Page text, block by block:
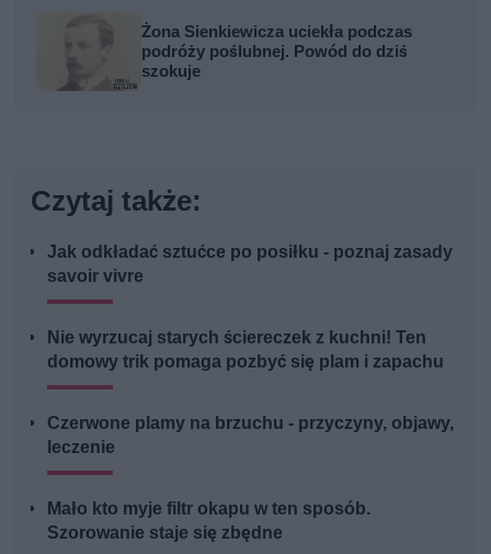
Żona Sienkiewicza uciekła podczas
podróży poślubnej. Powód do dziś
szokuje
Czytaj także:
Jak odkładać sztućce po posiłku - poznaj zasady
savoir vivre
Nie wyrzucaj starych ściereczek z kuchni! Ten
domowy trik pomaga pozbyć się plam i zapachu
Czerwone plamy na brzuchu - przyczyny, objawy,
leczenie
Mało kto myje filtr okapu w ten sposób.
Szorowanie staje się zbędne